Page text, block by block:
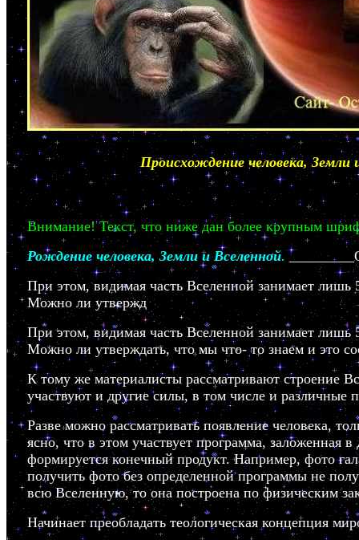
Происхождение человека,
Внимание! Текст, что ниже дан более крупным
Рождение человека, Земли и Вселенной.
При этом, видимая часть Вселенной занимает лишь
Можно ли утвержд
При этом, видимая часть Вселенной занимает лишь
Можно ли утверждать, что мы что- то знаем и это
К тому же материалисты рассматривают строение
участвуют и другие силы, в том числе и различные
Разве можно рассматривать появление человека,
ясно, что в этом участвует программа,
формируется конечный продукт. Например, фото
получить фото без определенной программы не
всю Вселенную, то она построена по физическим
Начинает преобладать теологическая концепция